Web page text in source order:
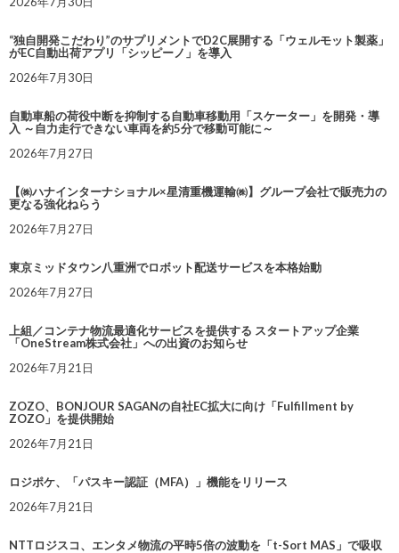
“独自開発こだわり”のサプリメントでD2C展開する「ウェルモット製薬」
がEC自動出荷アプリ「シッピーノ」を導入
2026年7月30日
自動車船の荷役中断を抑制する自動車移動用「スケーター」を開発・導
入 ～自力走行できない車両を約5分で移動可能に～
2026年7月27日
【㈱ハナインターナショナル×星清重機運輸㈱】グループ会社で販売力の
更なる強化ねらう
2026年7月27日
東京ミッドタウン八重洲でロボット配送サービスを本格始動
2026年7月27日
上組／コンテナ物流最適化サービスを提供する スタートアップ企業
「OneStream株式会社」への出資のお知らせ
2026年7月21日
ZOZO、BONJOUR SAGANの自社EC拡大に向け「Fulfillment by
ZOZO」を提供開始
2026年7月21日
ロジポケ、「パスキー認証（MFA）」機能をリリース
2026年7月21日
NTTロジスコ、エンタメ物流の平時5倍の波動を「t-Sort MAS」で吸収